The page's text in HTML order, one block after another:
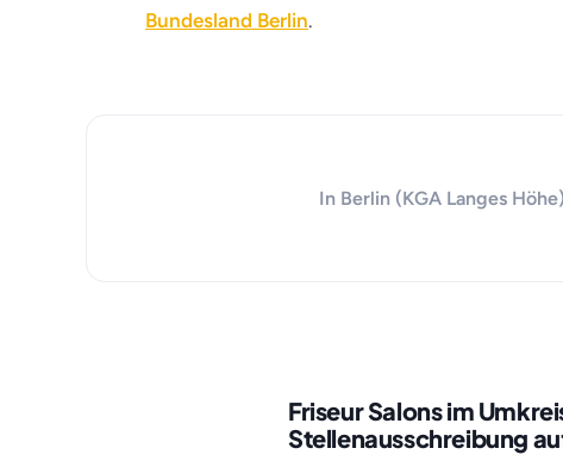
Bundesland Berlin.
In Berlin (KGA Langes
Friseur Salons im
Stellenausschreibung